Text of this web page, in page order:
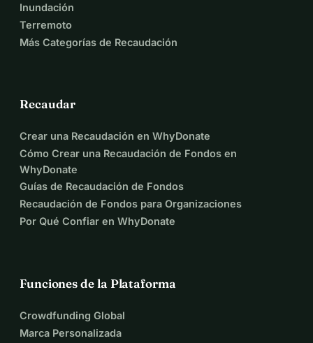
Inundación
Terremoto
Más Categorías de Recaudación
Recaudar
Crear una Recaudación en WhyDonate
Cómo Crear una Recaudación de Fondos en
WhyDonate
Guías de Recaudación de Fondos
Recaudación de Fondos para Organizaciones
Por Qué Confiar en WhyDonate
Funciones de la Plataforma
Crowdfunding Global
Marca Personalizada